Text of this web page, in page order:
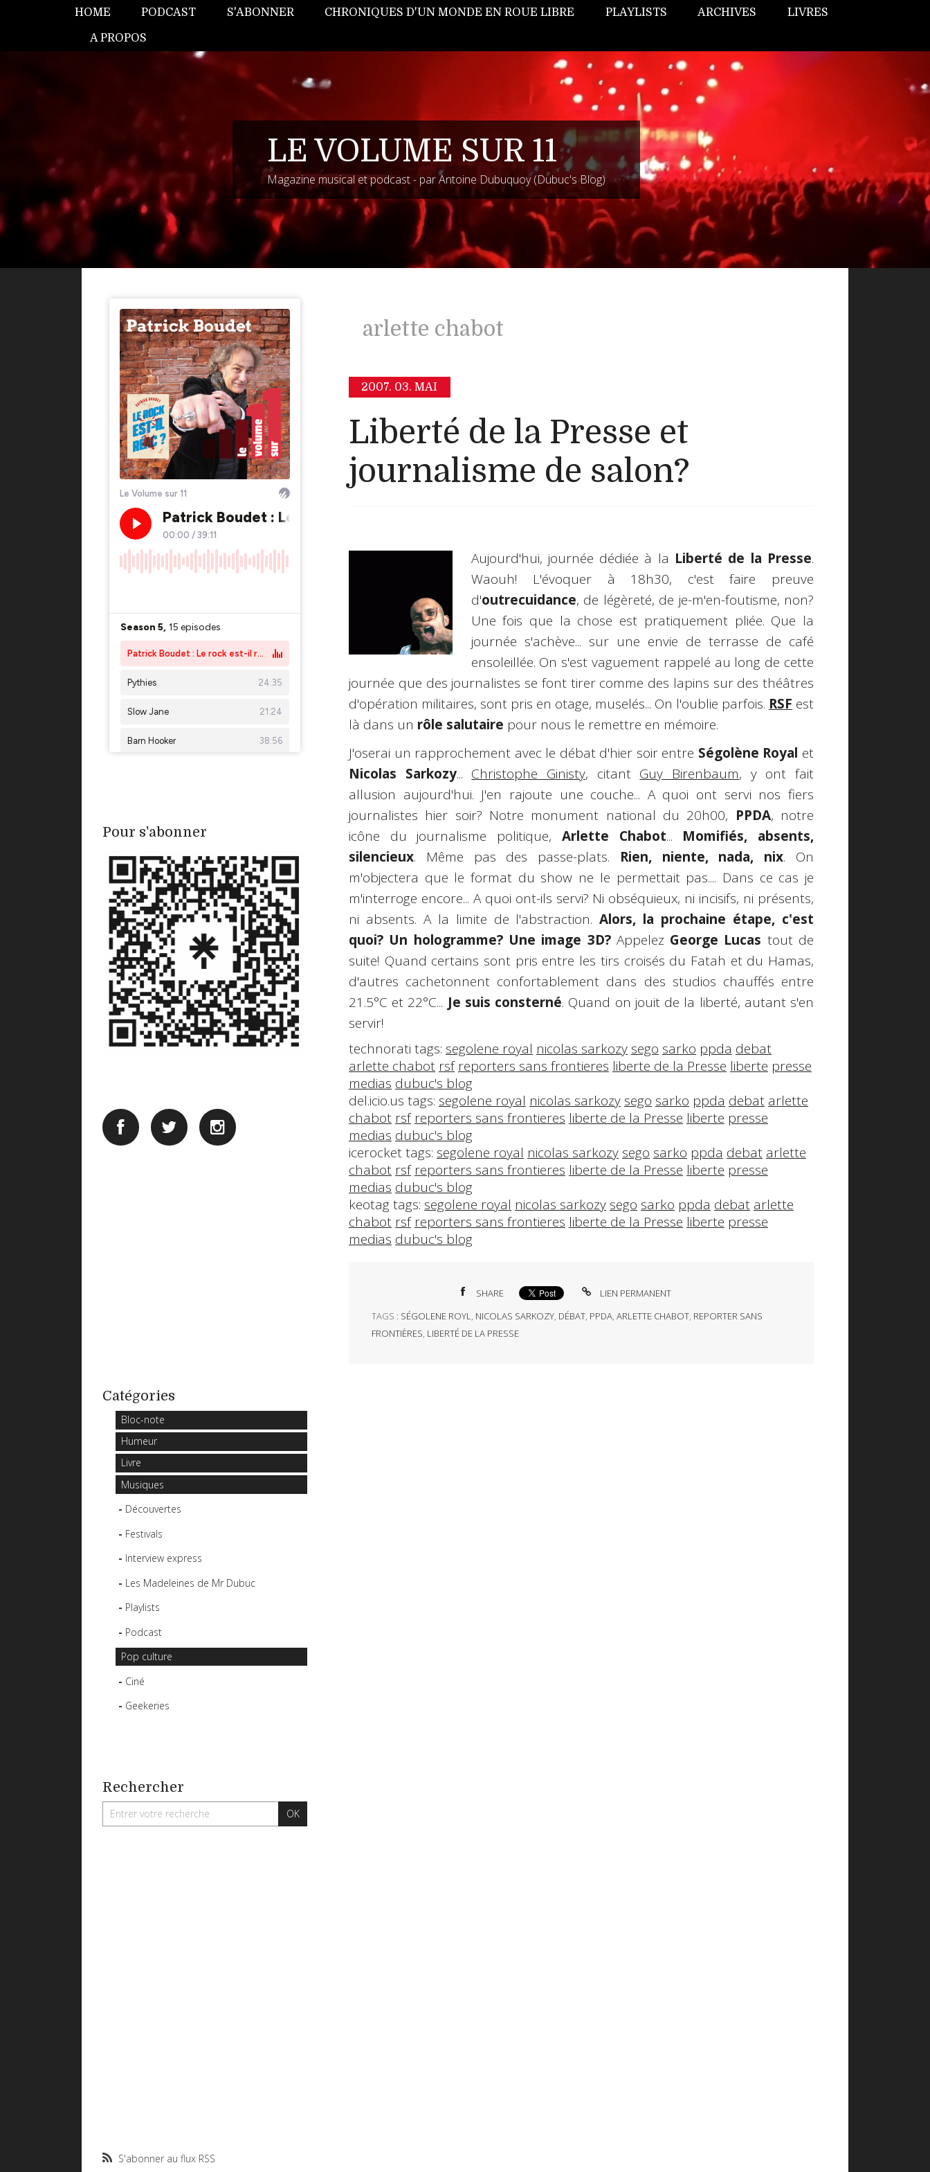
HOME PODCAST S'ABONNER CHRONIQUES D'UN MONDE EN ROUE LIBRE PLAYLISTS ARCHIVES LIVRES
A PROPOS
LE VOLUME SUR 11
Magazine musical et podcast - par Antoine Dubuquoy (Dubuc's Blog)
Pour s'abonner
Catégories
Bloc-note
Humeur
Livre
Musiques
Découvertes
Festivals
Interview express
Les Madeleines de Mr Dubuc
Playlists
Podcast
Pop culture
Ciné
Geekeries
Rechercher
S'abonner au flux RSS
arlette chabot
2007. 03. MAI
Liberté de la Presse et
journalisme de salon?
Aujourd'hui, journée dédiée à la Liberté de la Presse.
Waouh! L'évoquer à 18h30, c'est faire preuve
d'outrecuidance, de légèreté, de je-m'en-foutisme, non?
Une fois que la chose est pratiquement pliée. Que la
journée s'achève... sur une envie de terrasse de café
ensoleillée. On s'est vaguement rappelé au long de cette
journée que des journalistes se font tirer comme des lapins sur des théâtres
d'opération militaires, sont pris en otage, muselés... On l'oublie parfois. RSF est
là dans un rôle salutaire pour nous le remettre en mémoire.
J'oserai un rapprochement avec le débat d'hier soir entre Ségolène Royal et
Nicolas Sarkozy... Christophe Ginisty, citant Guy Birenbaum, y ont fait
allusion aujourd'hui. J'en rajoute une couche... A quoi ont servi nos fiers
journalistes hier soir? Notre monument national du 20h00, PPDA, notre
icône du journalisme politique, Arlette Chabot... Momifiés, absents,
silencieux. Même pas des passe-plats. Rien, niente, nada, nix. On
m'objectera que le format du show ne le permettait pas.... Dans ce cas je
m'interroge encore... A quoi ont-ils servi? Ni obséquieux, ni incisifs, ni présents,
ni absents. A la limite de l'abstraction.Alors, la prochaine étape, c'est
quoi? Un hologramme? Une image 3D?Appelez George Lucas tout de
suite! Quand certains sont pris entre les tirs croisés du Fatah et du Hamas,
d'autres cachetonnent confortablement dans des studios chauffés entre
21.5°C et 22°C... Je suis consterné. Quand on jouit de la liberté, autant s'en
servir!
technorati tags: segolene royal nicolas sarkozy sego sarko ppda debat
arlette chabot rsf reporters sans frontieres liberte de la Presse liberte presse
medias dubuc's blog
del.icio.us tags: segolene royal nicolas sarkozy sego sarko ppda debat arlette
chabot rsf reporters sans frontieres liberte de la Presse liberte presse
medias dubuc's blog
icerocket tags: segolene royal nicolas sarkozy sego sarko ppda debat arlette
chabot rsf reporters sans frontieres liberte de la Presse liberte presse
medias dubuc's blog
keotag tags: segolene royal nicolas sarkozy sego sarko ppda debat arlette
chabot rsf reporters sans frontieres liberte de la Presse liberte presse
medias dubuc's blog
SHARE
LIEN PERMANENT
TAGS : SÉGOLENE ROYL, NICOLAS SARKOZY, DÉBAT, PPDA, ARLETTE CHABOT, REPORTER SANS
FRONTIÈRES, LIBERTÉ DE LA PRESSE